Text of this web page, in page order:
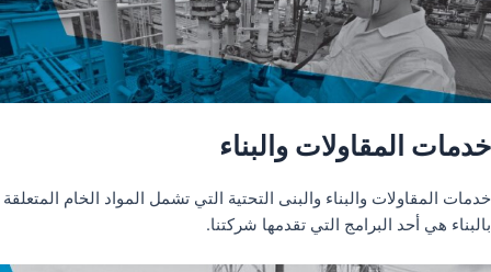
خدمات المقاولات والبناء
خدمات المقاولات والبناء والبنى التحتية التي تشمل المواد الخام المتعلقة
بالبناء هي أحد البرامج التي تقدمها شركتنا.